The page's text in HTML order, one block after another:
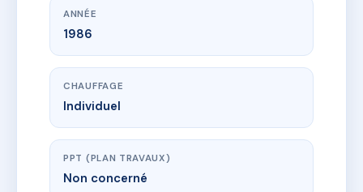
ANNÉE
1986
CHAUFFAGE
Individuel
PPT (PLAN TRAVAUX)
Non concerné